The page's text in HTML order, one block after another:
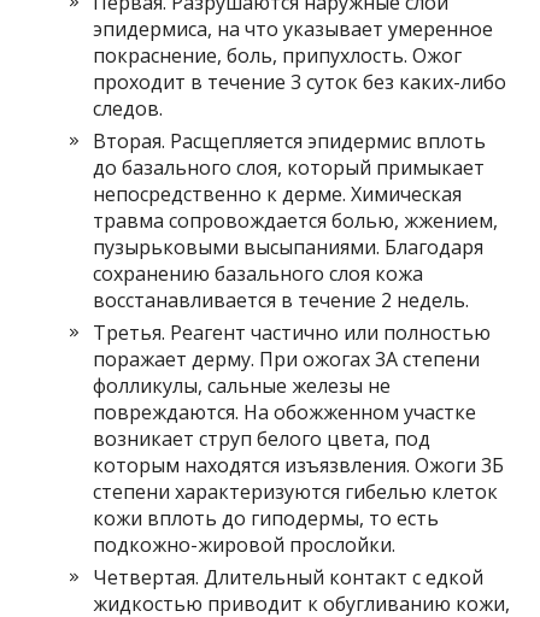
эпидермиса, на что указывает умеренное
покраснение, боль, припухлость. Ожог
проходит в течение 3 суток без каких-либо
следов.
Вторая. Расщепляется эпидермис вплоть
до базального слоя, который примыкает
непосредственно к дерме. Химическая
травма сопровождается болью, жжением,
пузырьковыми высыпаниями. Благодаря
сохранению базального слоя кожа
восстанавливается в течение 2 недель.
Третья. Реагент частично или полностью
поражает дерму. При ожогах 3А степени
фолликулы, сальные железы не
повреждаются. На обожженном участке
возникает струп белого цвета, под
которым находятся изъязвления. Ожоги 3Б
степени характеризуются гибелью клеток
кожи вплоть до гиподермы, то есть
подкожно-жировой прослойки.
Четвертая. Длительный контакт с едкой
жидкостью приводит к обугливанию кожи,